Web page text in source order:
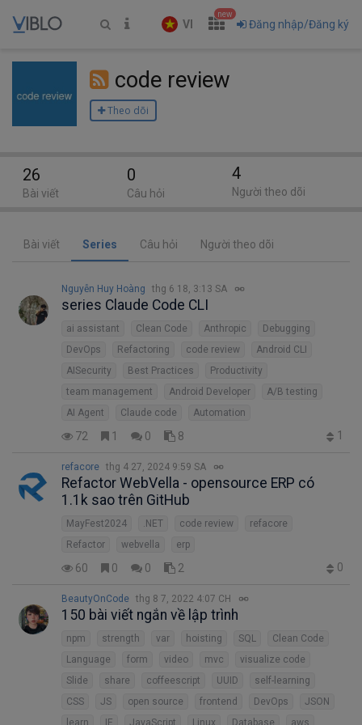
VI
new
Đăng nhập/Đăng ký
code review
Theo dõi
Bài viết Series Câu hỏi Người theo dõi
Nguyễn Huy Hoàng thg 6 18, 3:13 SA
series Claude Code CLI
ai assistant Clean Code Anthropic
Debugging
DevOps
Refactoring code review
Android CLI
AISecurity
Best Practices
Productivity
team management
Android Developer
A/B testing
AI Agent
Claude code Automation
72 1 0 8 1
refacore thg 4 27, 2024 9:59 SA
Refactor WebVella - opensource ERP có
1.1k sao trên GitHub
MayFest2024 .NET code review
refacore
Refactor
webvella erp
60 0 0 2 0
BeautyOnCode thg 8 7, 2022 4:07 CH
150 bài viết ngắn về lập trình
npm strength var hoisting SQL
Clean Code
Language
form video mvc
visualize code
Slide
share coffeescript UUID
self-learning
CSS
JS open source frontend DevOps
JSON
learn
IE JavaScript Linux Database
aws
26
Bài viết
0
Câu hỏi
4
Người theo dõi